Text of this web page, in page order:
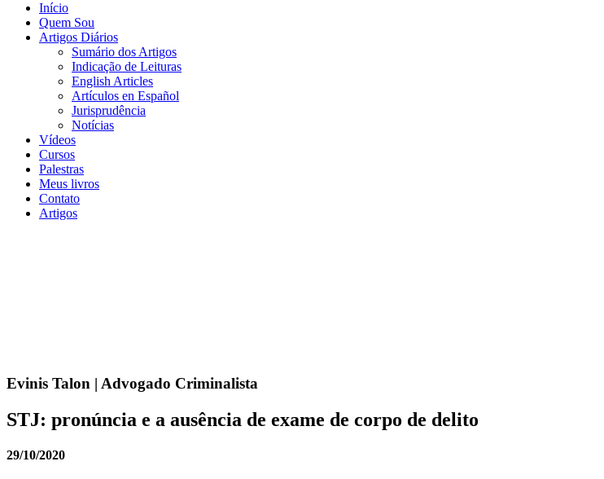
Início
Quem Sou
Artigos Diários
Sumário dos Artigos
Indicação de Leituras
English Articles
Artículos en Español
Jurisprudência
Notícias
Vídeos
Cursos
Palestras
Meus livros
Contato
Artigos
Evinis Talon | Advogado Criminalista
STJ: pronúncia e a ausência de exame de corpo de delito
29/10/2020